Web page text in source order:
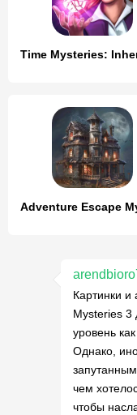
Картинки
Mysteries 3
уровень
Однако,
чем
чтобы